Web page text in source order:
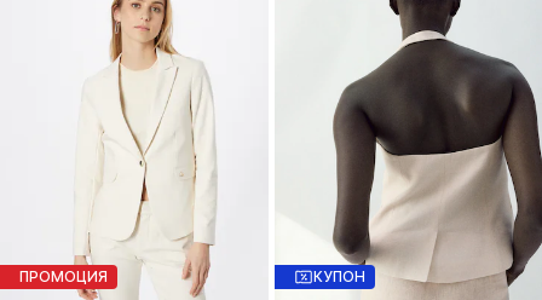
ПРОМОЦИЯ КУПОН